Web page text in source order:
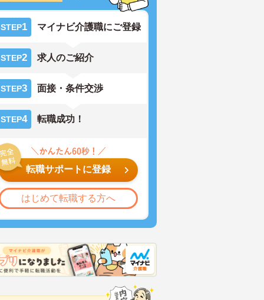
STEP1 マイナビ介護職にご登録
STEP2 求人のご紹介
STEP3 面接・条件交渉
STEP4 転職成功！
転職サポートに登録
はじめて転職する方へ